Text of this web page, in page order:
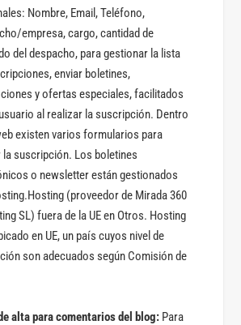
Nombre, Email, Teléfono,
empresa, cargo, cantidad de
del despacho, para gestionar la lista
enviar boletines,
y ofertas especiales, facilitados
al realizar la suscripción. Dentro
existen varios formularios para
la suscripción. Los boletines
o newsletter están gestionados
(proveedor de Mirada 360
SL) fuera de la UE en Otros. Hosting
en UE, un país cuyos nivel de
son adecuados según Comisión de
alta para comentarios del blog:Para